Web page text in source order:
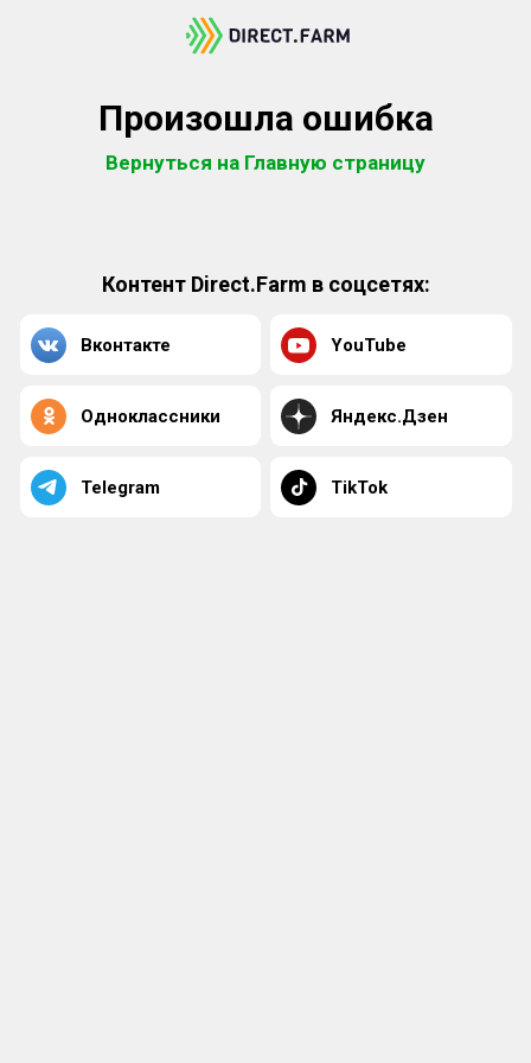
Произошла ошибка
Вернуться на Главную страницу
Контент Direct.Farm в соцсетях:
Вконтакте YouTube
Одноклассники Яндекс.Дзен
Telegram TikTok